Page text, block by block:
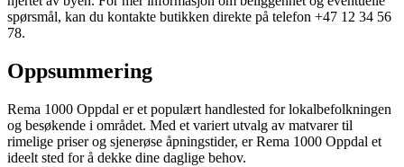
spørsmål, kan du kontakte butikken direkte på telefon +47 12 34 56
78.
Oppsummering
Rema 1000 Oppdal er et populært handlested for lokalbefolkningen
og besøkende i området. Med et variert utvalg av matvarer til
rimelige priser og sjenerøse åpningstider, er Rema 1000 Oppdal et
ideelt sted for å dekke dine daglige behov.